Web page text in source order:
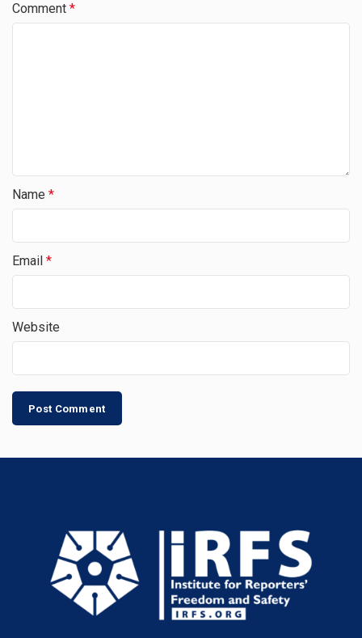
Comment *
Name *
Email *
Website